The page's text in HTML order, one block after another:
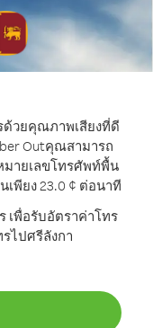
วยคุณภาพเสียงที่ดี
Outคุณสามารถ
มายเลขโทรศัพท์พื้น
พียง 23.0 ¢ ต่อนาที
เพื่อรับอัตราค่าโทร
ไปศรีลังกา